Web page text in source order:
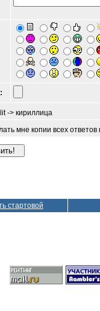
-> кириллица
мне копии всех
стартовой